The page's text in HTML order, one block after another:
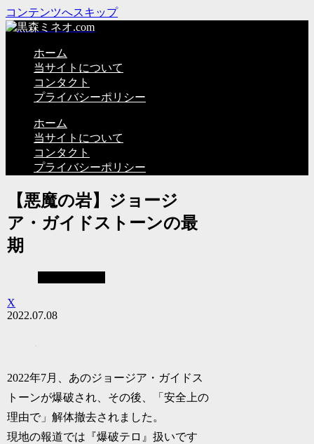
コンテンツへスキップ
ホーム
当サイトについて
コンタクト
プライバシーポリシー
ホーム
当サイトについて
コンタクト
プライバシーポリシー
【悪魔の岩】ジョージ
ア・ガイドストーンの最
期
X
2022.07.08
2022年7月、あのジョージア・ガイドス
トーンが爆破され、その後、「安全上の
理由で」解体撤去されました。
現地の報道では『爆破テロ』扱いです